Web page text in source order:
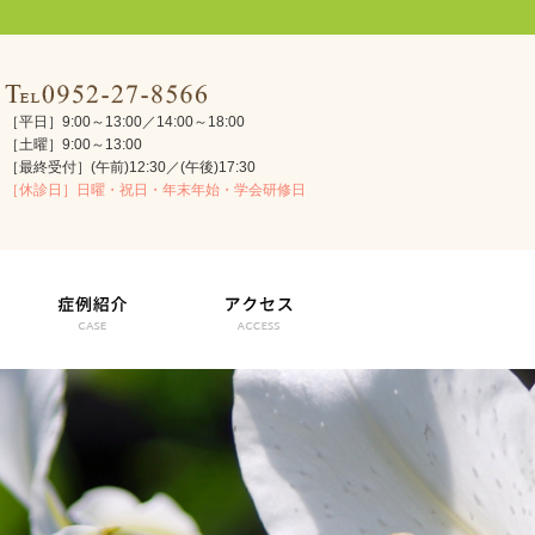
［平日］9:00～13:00／14:00～18:00
［土曜］9:00～13:00
［最終受付］(午前)12:30／(午後)17:30
［休診日］日曜・祝日・年末年始・学会研修日